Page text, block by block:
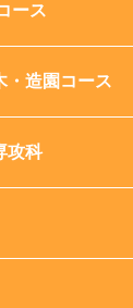
ース
造園コース
攻科